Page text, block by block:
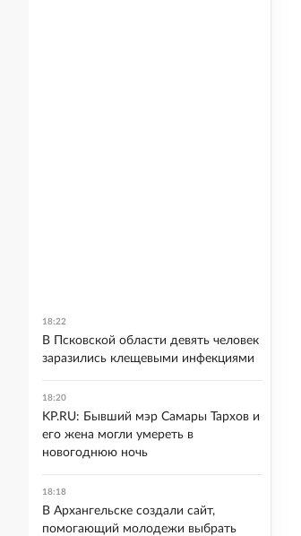
18:22
В Псковской области девять человек
заразились клещевыми инфекциями
18:20
KP.RU: Бывший мэр Самары Тархов и
его жена могли умереть в
новогоднюю ночь
18:18
В Архангельске создали сайт,
помогающий молодежи выбрать